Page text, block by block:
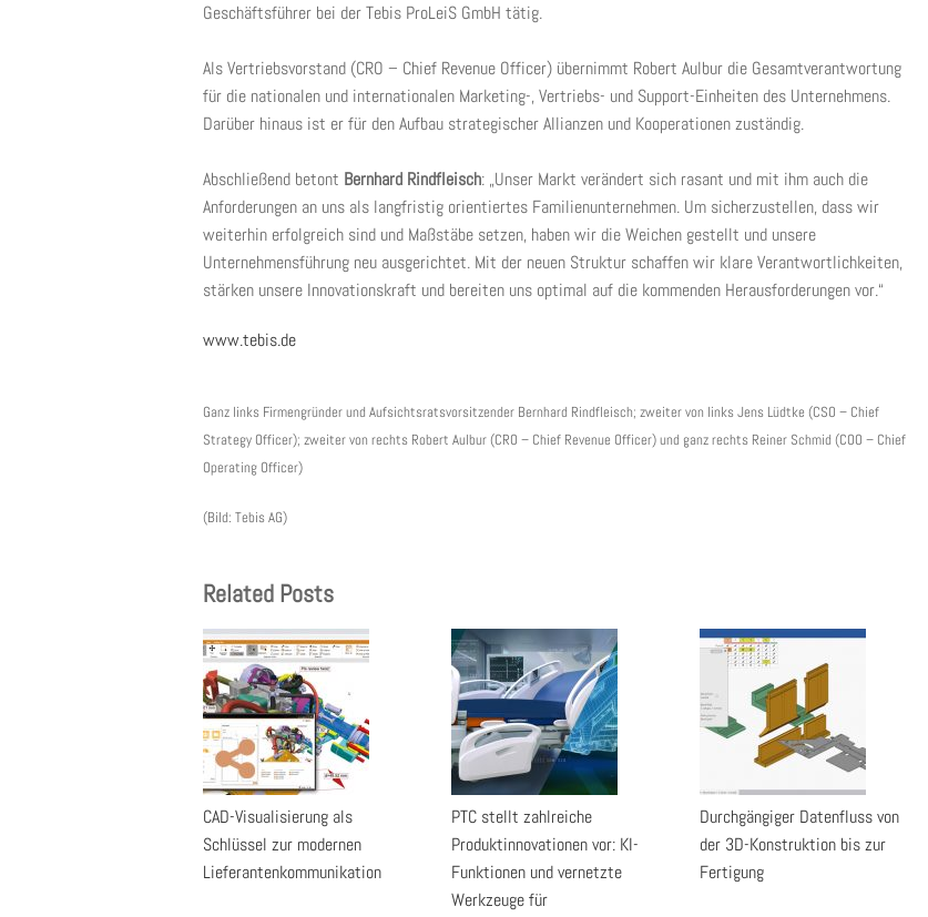
Geschäftsführer bei der Tebis ProLeiS GmbH tätig.
Als Vertriebsvorstand (CRO – Chief Revenue Officer) übernimmt Robert Aulbur die Gesamtverantwortung
für die nationalen und internationalen Marketing-, Vertriebs- und Support-Einheiten des Unternehmens.
Darüber hinaus ist er für den Aufbau strategischer Allianzen und Kooperationen zuständig.
Abschließend betont Bernhard Rindfleisch: „Unser Markt verändert sich rasant und mit ihm auch die
Anforderungen an uns als langfristig orientiertes Familienunternehmen. Um sicherzustellen, dass wir
weiterhin erfolgreich sind und Maßstäbe setzen, haben wir die Weichen gestellt und unsere
Unternehmensführung neu ausgerichtet. Mit der neuen Struktur schaffen wir klare Verantwortlichkeiten,
stärken unsere Innovationskraft und bereiten uns optimal auf die kommenden Herausforderungen vor.“
www.tebis.de
Ganz links Firmengründer und Aufsichtsratsvorsitzender Bernhard Rindfleisch; zweiter von links Jens Lüdtke (CSO – Chief
Strategy Officer); zweiter von rechts Robert Aulbur (CRO – Chief Revenue Officer) und ganz rechts Reiner Schmid (COO – Chief
Operating Officer)
(Bild: Tebis AG)
Related Posts
CAD-Visualisierung als
Schlüssel zur modernen
Lieferantenkommunikation
PTC stellt zahlreiche
Produktinnovationen vor: KI-
Funktionen und vernetzte
Werkzeuge für
Durchgängiger Datenfluss von
der 3D-Konstruktion bis zur
Fertigung